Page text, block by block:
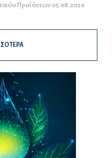
Προϊόντων 05.08.2026